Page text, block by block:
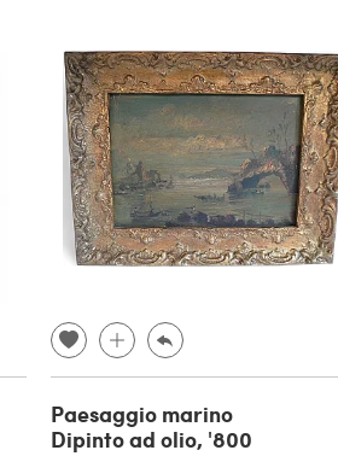
Paesaggio marino
Dipinto ad olio, '800